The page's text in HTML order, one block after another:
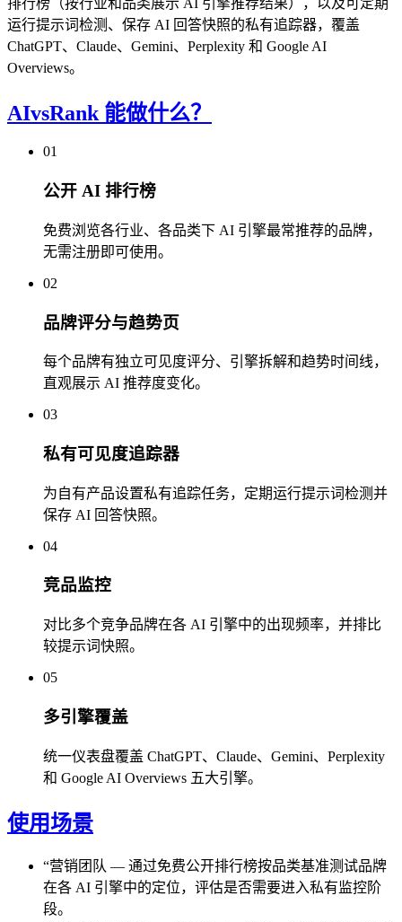
运行提示词检测、保存 AI 回答快照的私有追踪器，覆盖
ChatGPT、Claude、Gemini、Perplexity 和 Google AI
Overviews。
AIvsRank 能做什么？
01
公开 AI 排行榜
免费浏览各行业、各品类下 AI 引擎最常推荐的品牌，
无需注册即可使用。
02
品牌评分与趋势页
每个品牌有独立可见度评分、引擎拆解和趋势时间线，
直观展示 AI 推荐度变化。
03
私有可见度追踪器
为自有产品设置私有追踪任务，定期运行提示词检测并
保存 AI 回答快照。
04
竞品监控
对比多个竞争品牌在各 AI 引擎中的出现频率，并排比
较提示词快照。
05
多引擎覆盖
统一仪表盘覆盖 ChatGPT、Claude、Gemini、Perplexity
和 Google AI Overviews 五大引擎。
使用场景
“营销团队 — 通过免费公开排行榜按品类基准测试品牌
在各 AI 引擎中的定位，评估是否需要进入私有监控阶
段。